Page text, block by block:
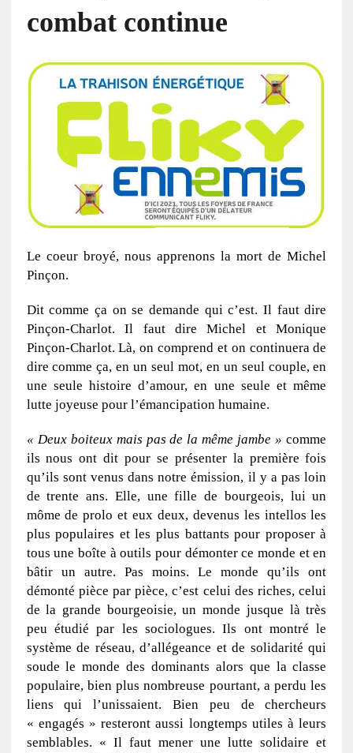
combat continue
Le coeur broyé, nous apprenons la mort de Michel
Pinçon.
Dit comme ça on se demande qui c’est. Il faut dire
Pinçon-Charlot. Il faut dire Michel et Monique
Pinçon-Charlot. Là, on comprend et on continuera de
dire comme ça, en un seul mot, en un seul couple, en
une seule histoire d’amour, en une seule et même
lutte joyeuse pour l’émancipation humaine.
« Deux boiteux mais pas de la même jambe » comme
ils nous ont dit pour se présenter la première fois
qu’ils sont venus dans notre émission, il y a pas loin
de trente ans. Elle, une fille de bourgeois, lui un
môme de prolo et eux deux, devenus les intellos les
plus populaires et les plus battants pour proposer à
tous une boîte à outils pour démonter ce monde et en
bâtir un autre. Pas moins. Le monde qu’ils ont
démonté pièce par pièce, c’est celui des riches, celui
de la grande bourgeoisie, un monde jusque là très
peu étudié par les sociologues. Ils ont montré le
système de réseau, d’allégeance et de solidarité qui
soude le monde des dominants alors que la classe
populaire, bien plus nombreuse pourtant, a perdu les
liens qui l’unissaient. Bien peu de chercheurs
« engagés » resteront aussi longtemps utiles à leurs
semblables. « Il faut mener une lutte solidaire et